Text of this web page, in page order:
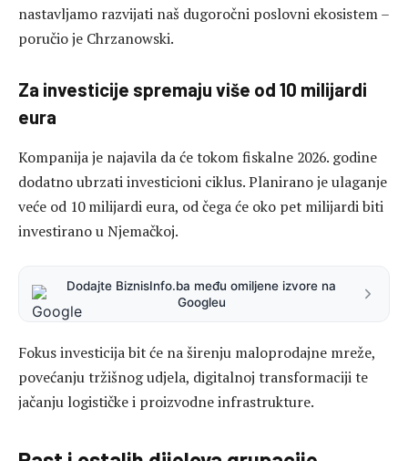
nastavljamo razvijati naš dugoročni poslovni ekosistem –
poručio je Chrzanowski.
Za investicije spremaju više od 10 milijardi
eura
Kompanija je najavila da će tokom fiskalne 2026. godine
dodatno ubrzati investicioni ciklus. Planirano je ulaganje
veće od 10 milijardi eura, od čega će oko pet milijardi biti
investirano u Njemačkoj.
Dodajte BiznisInfo.ba među omiljene izvore na
Googleu
Fokus investicija bit će na širenju maloprodajne mreže,
povećanju tržišnog udjela, digitalnoj transformaciji te
jačanju logističke i proizvodne infrastrukture.